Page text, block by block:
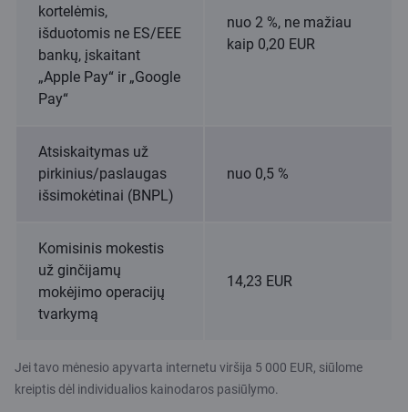
kortelėmis,
išduotomis ne ES/EEE
bankų, įskaitant
„Apple Pay“ ir „Google
Pay“
nuo 2 %, ne mažiau
kaip 0,20 EUR
Atsiskaitymas už
pirkinius/paslaugas
išsimokėtinai (BNPL)
nuo 0,5 %
Komisinis mokestis
už ginčijamų
mokėjimo operacijų
tvarkymą
14,23 EUR
Jei tavo mėnesio apyvarta internetu viršija 5 000 EUR, siūlome
kreiptis dėl individualios kainodaros pasiūlymo.